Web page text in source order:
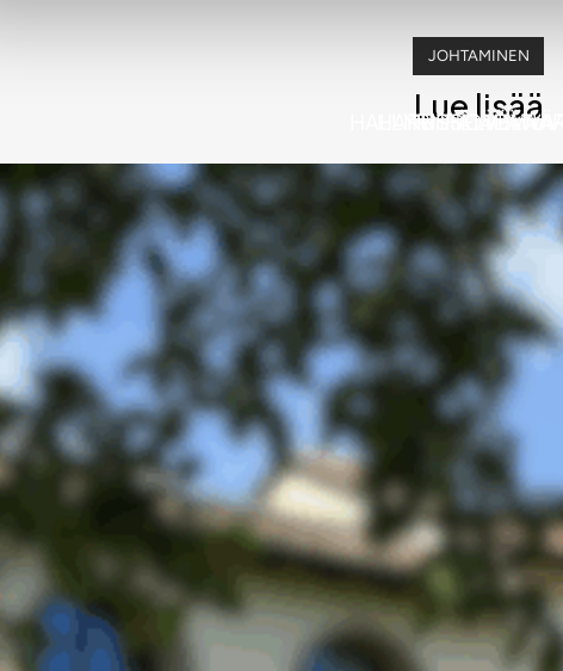
Lue lisää
YRITTÄMINEN
YRITTÄMINEN
HARRI
JOHTAMINEN
YRITTÄJÄPÄIVÄ